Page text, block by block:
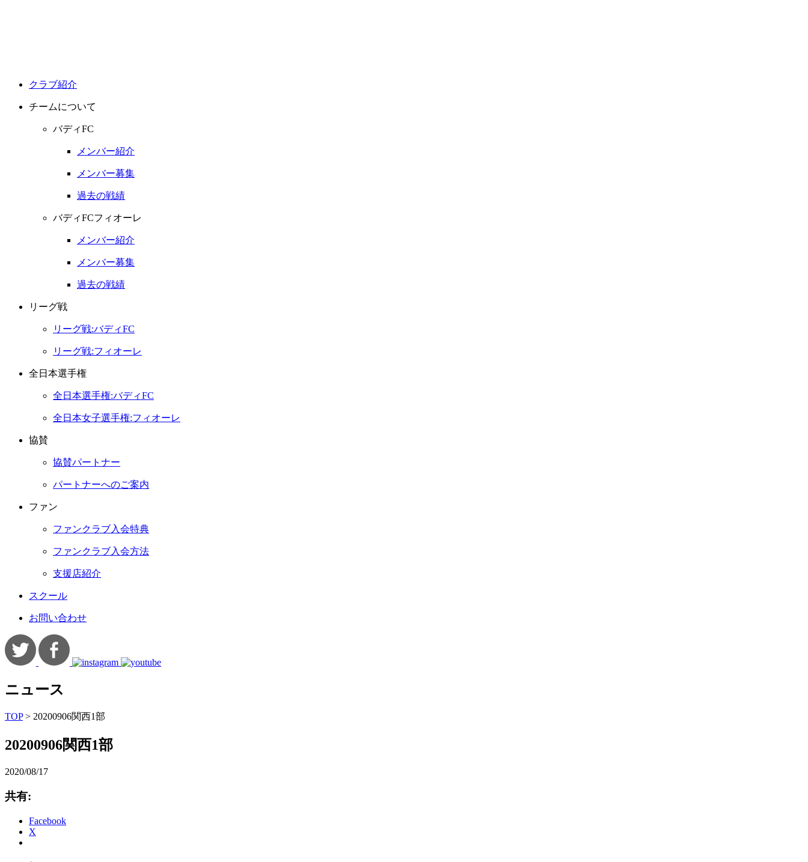
クラブ紹介
チームについて
バディFC
メンバー紹介
メンバー募集
過去の戦績
バディFCフィオーレ
メンバー紹介
メンバー募集
過去の戦績
リーグ戦
リーグ戦:バディFC
リーグ戦:フィオーレ
全日本選手権
全日本選手権:バディFC
全日本女子選手権:フィオーレ
協賛
協賛パートナー
パートナーへのご案内
ファン
ファンクラブ入会特典
ファンクラブ入会方法
支援店紹介
スクール
お問い合わせ
ニュース
TOP> 20200906関西1部
20200906関西1部
2020/08/17
共有:
Facebook
X